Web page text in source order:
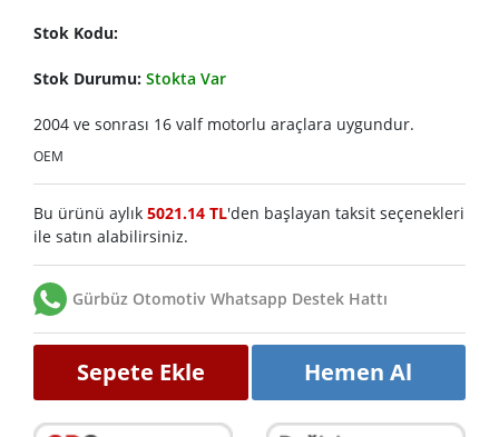
Stok Kodu:
Stok Durumu: Stokta Var
2004 ve sonrası 16 valf motorlu araçlara uygundur.
OEM
Bu ürünü aylık 5021.14 TL'den başlayan taksit seçenekleri
ile satın alabilirsiniz.
Gürbüz Otomotiv Whatsapp Destek Hattı
Sepete Ekle Hemen Al